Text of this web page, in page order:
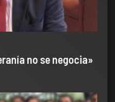
no se negocia»